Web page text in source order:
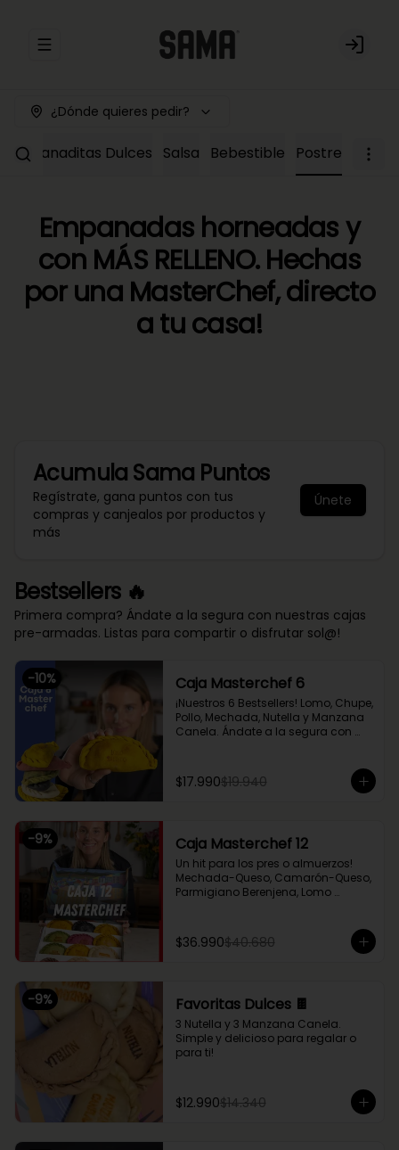
Abrir menu de navegación Login
¿Dónde quieres pedir?
Empanaditas Dulces Salsa Bebestible Postre
Empanadas horneadas y
con MÁS RELLENO. Hechas
por una MasterChef, directo
a tu casa!
Acumula Sama Puntos
Regístrate, gana puntos con tus
compras y canjealos por productos y
más
Únete
Bestsellers 🔥
Primera compra? Ándate a la segura con nuestras cajas
pre-armadas. Listas para compartir o disfrutar sol@!
-10% Caja Masterchef 6
¡Nuestros 6 Bestsellers! Lomo, Chupe,
Pollo, Mechada, Nutella y Manzana
Canela. Ándate a la segura con
Cami y del público 🔥
Lomo Saltado, Mechada Queso,
Canela. Perfecto para compartir
entre 2 o 3!
$17.990$19.940
-9% Caja Masterchef 12
Un hit para los pres o almuerzos!
Mechada-Queso, Camarón-Queso,
Parmigiano Berenjena, Lomo
Sama, Fugazzeta (Queso con
cebolla), Pastel de Choclo (con
$36.990$40.680
-9% Favoritas Dulces 🍫
3 Nutella y 3 Manzana Canela.
Simple y delicioso para regalar o
para ti!
$12.990$14.340